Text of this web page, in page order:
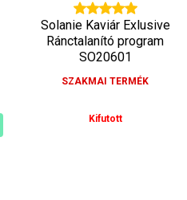
Solanie Kaviár Exlusive
Ránctalanító program
SO20601
SZAKMAI TERMÉK
Kifutott